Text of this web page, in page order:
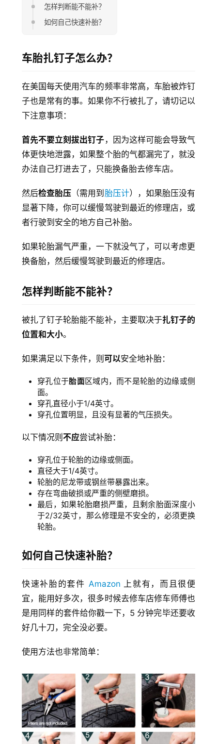
怎样判断能不能补？
如何自己快速补胎？
车胎扎钉子怎么办？
在美国每天使用汽车的频率非常高，车胎被炸钉
子也是常有的事。如果你不行被扎了，请切记以
下注意事项：
首先不要立刻拔出钉子 ，因为这样可能会导致气
体更快地泄露，如果整个胎的气都漏完了，就没
办法自己打进去了，只能换备胎去修车店。
然后检查胎压 （需用到 胎压计），如果胎压没有
显著下降，你可以缓慢驾驶到最近的修理店，或
者行驶到安全的地方自己补胎。
如果轮胎漏气严重，一下就没气了，可以考虑更
换备胎，然后缓慢驾驶到最近的修理店。
怎样判断能不能补？
被扎了钉子轮胎能不能补，主要取决于扎钉子的
位置和大小。
如果满足以下条件，则 可以安全地补胎：
穿孔位于胎面区域内，而不是轮胎的边缘或侧
面。
穿孔直径小于1/4英寸。
穿孔位置明显，且没有显著的气压损失。
以下情况则 不应尝试补胎：
穿孔位于轮胎的边缘或侧面。
直径大于1/4英寸。
轮胎的尼龙带或钢丝带暴露出来。
存在弯曲破损或严重的侧壁磨损。
最后，如果轮胎磨损严重，且剩余胎面深度小
于2/32英寸，那么修理是不安全的，必须更换
轮胎。
如何自己快速补胎？
快速补胎的套件 Amazon 上就有，而且很便
宜，能用好多次，很多时候去修车店修车师傅也
是用同样的套件给你戳一下，5 分钟完毕还要收
好几十刀，完全没必要。
使用方法也非常简单：